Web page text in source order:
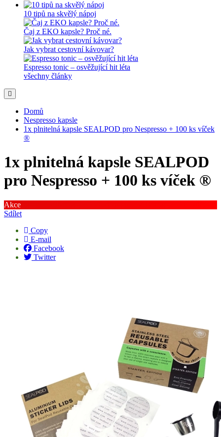
10 tipů na skvělý nápoj
Čaj z EKO kapsle? Proč né.
Jak vybrat cestovní kávovar?
Espresso tonic – osvěžující hit léta
všechny články
Domů
Nespresso kapsle
1x plnitelná kapsle SEALPOD pro Nespresso + 100 ks víček
®
1x plnitelná kapsle SEALPOD
pro Nespresso + 100 ks víček ®
Akce
Sdílet
Copy
E-mail
Facebook
Twitter